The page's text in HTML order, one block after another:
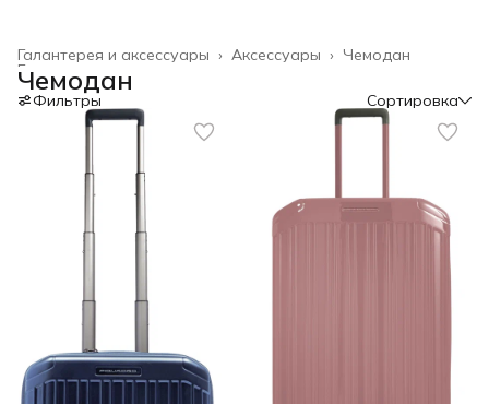
Чемодан
Аксессуары ›
Галантерея и аксессуары ›
Главная
Чемодан
Фильтры Сортировка